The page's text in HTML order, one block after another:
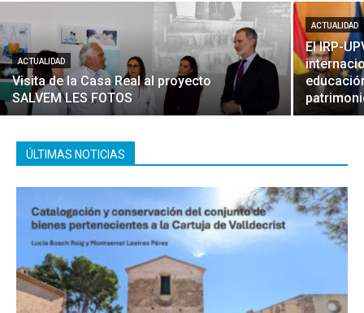
ACTUALIDAD
Visita de la Casa Real al proyecto
SALVEM LES FOTOS
ACTUALIDAD
El IRP-
ÚLTIMAS NOTICIAS